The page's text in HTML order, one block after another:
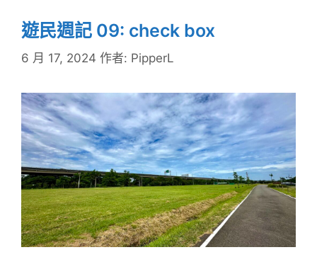
遊民週記 09: check box
6 月 17, 2024 作者: PipperL